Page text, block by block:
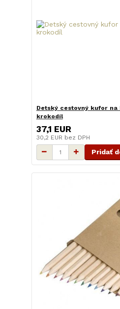
Detský cestovný kufor na
krokodíl
37,1 EUR
30,2 EUR bez DPH
Pridať